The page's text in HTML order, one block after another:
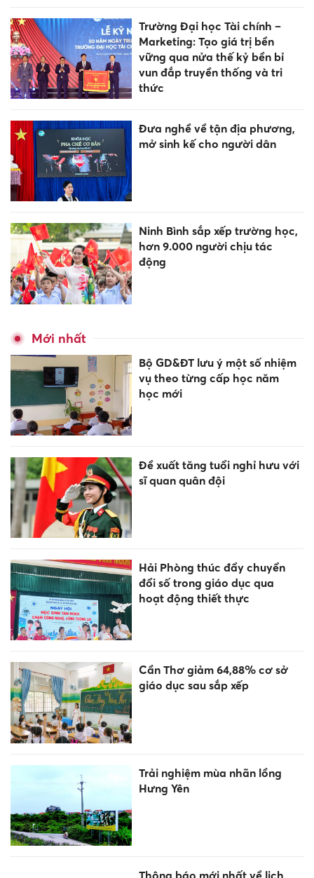
Trường Đại học Tài chính –
Marketing: Tạo giá trị bền
vững qua nửa thế kỷ bền bỉ
vun đắp truyền thống và tri
thức
Đưa nghề về tận địa phương,
mở sinh kế cho người dân
Ninh Bình sắp xếp trường học,
hơn 9.000 người chịu tác
động
Mới nhất
Bộ GD&ĐT lưu ý một số nhiệm
vụ theo từng cấp học năm
học mới
Đề xuất tăng tuổi nghỉ hưu với
sĩ quan quân đội
Hải Phòng thúc đẩy chuyển
đổi số trong giáo dục qua
hoạt động thiết thực
Cần Thơ giảm 64,88% cơ sở
giáo dục sau sắp xếp
Trải nghiệm mùa nhãn lồng
Hưng Yên
Thông báo mới nhất về lịch